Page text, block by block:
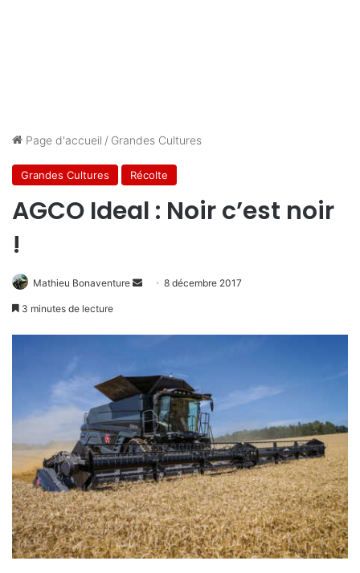
Page d'accueil / Grandes Cultures
Grandes Cultures Récolte
AGCO Ideal : Noir c’est noir
!
Mathieu Bonaventure
e
r
u
n
c
o
u
r
r
i
8 décembre 2017
3 minutes de lecture